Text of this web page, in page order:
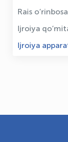
Rais
Ijroiya
Ijroiya